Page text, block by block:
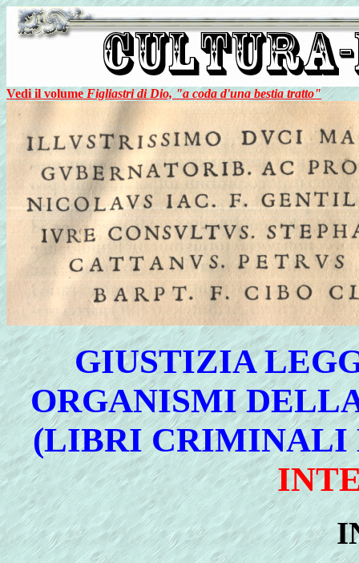
Vedi il volumeFigliastri di Dio, "a coda d'una bestia tratto"
GIUSTIZIA
ORGANISMI
(LIBRI CRIMINALI